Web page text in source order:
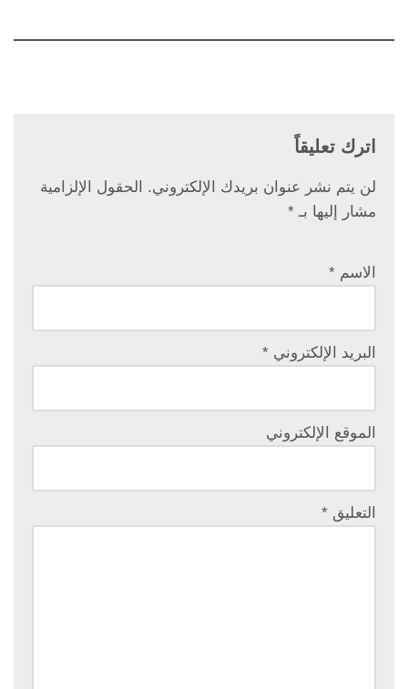
اترك تعليقاً
لن يتم نشر عنوان بريدك الإلكتروني.
الحقول الإلزامية
مشار إليها بـ *
الاسم *
البريد الإلكتروني *
الموقع الإلكتروني
التعليق *